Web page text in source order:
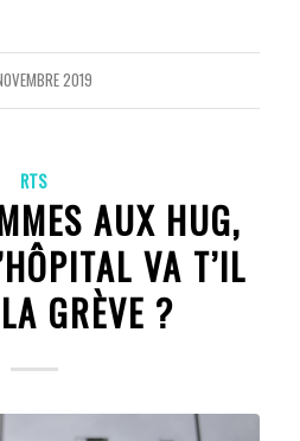
2019
RTS
AUX HUG,
VA T’IL
GRÈVE ?